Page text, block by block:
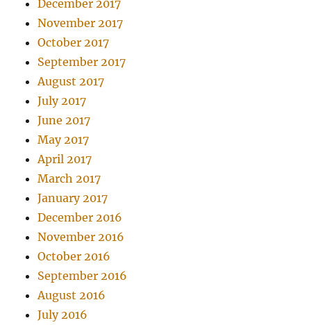
December 2017
November 2017
October 2017
September 2017
August 2017
July 2017
June 2017
May 2017
April 2017
March 2017
January 2017
December 2016
November 2016
October 2016
September 2016
August 2016
July 2016